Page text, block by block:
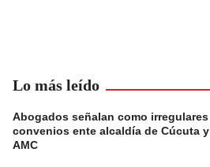
Lo más leído
Abogados señalan como irregulares
convenios ente alcaldía de Cúcuta y
AMC